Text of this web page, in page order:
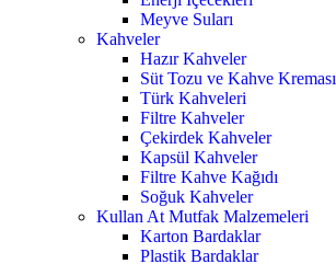
Meyve Suları
Kahveler
Hazır Kahveler
Süt Tozu ve Kahve Kreması
Türk Kahveleri
Filtre Kahveler
Çekirdek Kahveler
Kapsül Kahveler
Filtre Kahve Kağıdı
Soğuk Kahveler
Kullan At Mutfak Malzemeleri
Karton Bardaklar
Plastik Bardaklar